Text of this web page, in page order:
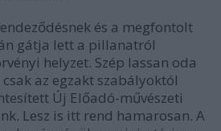
és a megfontolt
gátja lett a pillanatról
helyzet. Szép lassan oda
az egzakt szabályoktól
Új Előadó-művészeti
Lesz is itt rend hamarosan. A